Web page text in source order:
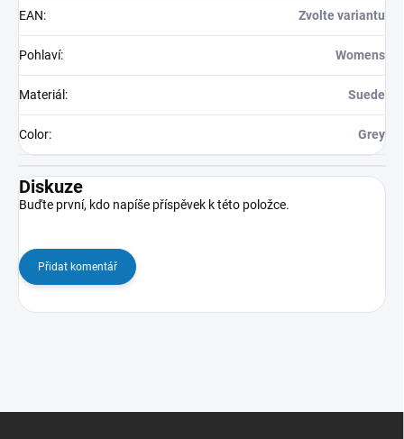
EAN: Zvolte variantu
Pohlaví: Womens
Materiál : Suede
Color: Grey
Diskuze
Buďte první, kdo napíše příspěvek k této položce.
Přidat komentář